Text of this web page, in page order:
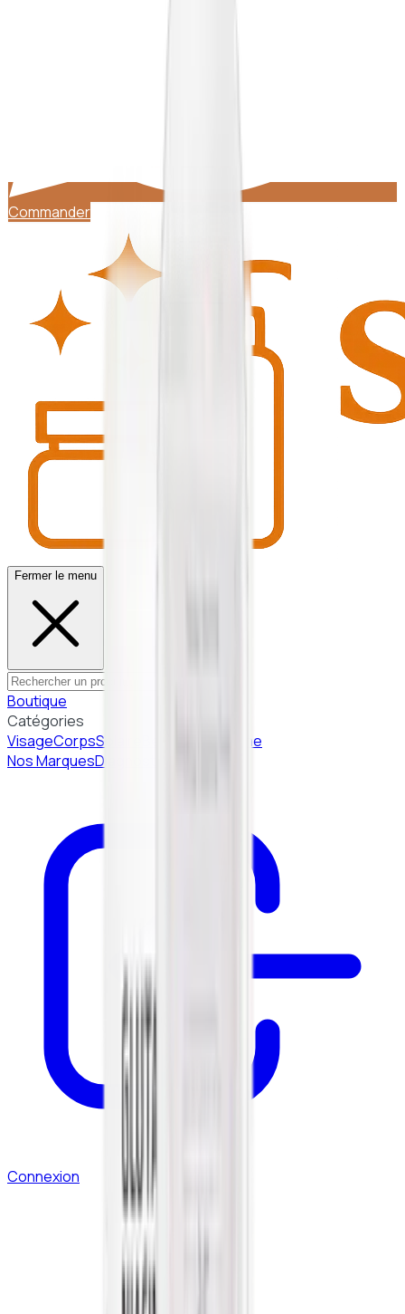
Commander
Fermer le menu
Boutique
Catégories
VisageCorpsSolaire
Beauté Coréenne
Nos MarquesDiagnostic peau
Connexion